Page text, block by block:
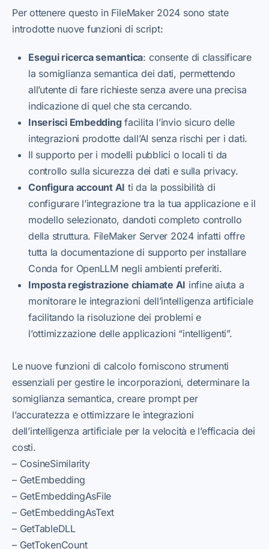
Per ottenere questo in FileMaker 2024 sono state
introdotte nuove funzioni di script:
Esegui ricerca semantica: consente di classificare
la somiglianza semantica dei dati, permettendo
all’utente di fare richieste senza avere una precisa
indicazione di quel che sta cercando.
Inserisci Embedding facilita l’invio sicuro delle
integrazioni prodotte dall’AI senza rischi per i dati.
Il supporto per i modelli pubblici o locali ti da
controllo sulla sicurezza dei dati e sulla privacy.
Configura account AI ti da la possibilità di
configurare l’integrazione tra la tua applicazione e il
modello selezionato, dandoti completo controllo
della struttura. FileMaker Server 2024 infatti offre
tutta la documentazione di supporto per installare
Conda for OpenLLM negli ambienti preferiti.
Imposta registrazione chiamate AI infine aiuta a
monitorare le integrazioni dell’intelligenza artificiale
facilitando la risoluzione dei problemi e
l’ottimizzazione delle applicazioni “intelligenti”.
Le nuove funzioni di calcolo forniscono strumenti
essenziali per gestire le incorporazioni, determinare la
somiglianza semantica, creare prompt per
l’accuratezza e ottimizzare le integrazioni
dell’intelligenza artificiale per la velocità e l’efficacia dei
costi.
– CosineSimilarity
– GetEmbedding
– GetEmbeddingAsFile
– GetEmbeddingAsText
– GetTableDLL
– GetTokenCount